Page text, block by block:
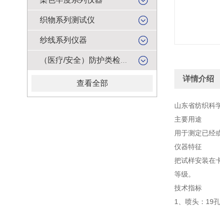
详情介绍
山东省纺织科
主要用途
用于测定已经
仪器特征
把试样安装在
等级。
技术指标
1、喷头：19
织物系列测试仪
纱线系列仪器
查看全部